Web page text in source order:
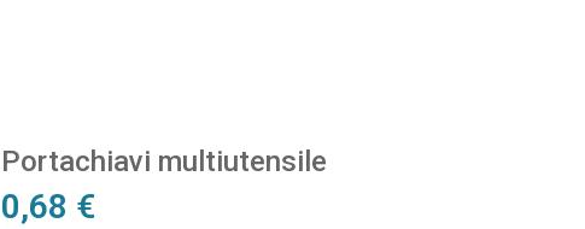
Portachiavi multiutensile
0,68 €